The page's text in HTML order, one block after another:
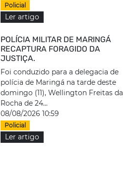
Policial
Ler artigo
POLÍCIA MILITAR DE MARINGÁ
RECAPTURA FORAGIDO DA
JUSTIÇA.
Foi conduzido para a delegacia de
polícia de Maringá na tarde deste
domingo (11), Wellington Freitas da
Rocha de 24...
08/08/2026 10:59
Policial
Ler artigo